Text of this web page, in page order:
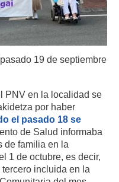
19 de septiembre
PNV en la localidad se
por haber
el pasado 18 se
de Salud informaba
de familia en la
1 de octubre, es decir,
incluida en la